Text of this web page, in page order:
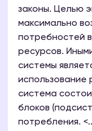
законы. Целью
максимально
потребностей
ресурсов.
системы
использование
система
блоков
потребления.